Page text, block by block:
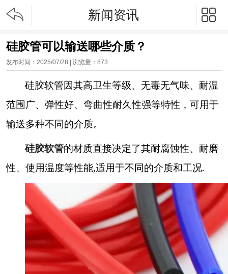
 新闻资讯 
硅胶管可以输送哪些介质？
发布时间：2025/07/28 | 浏览量： 873
硅胶软管因其高卫生等级、无毒无气味、耐温
范围广、弹性好、弯曲性耐久性强等特性，可用于
输送多种不同的介质。
硅胶软管的材质直接决定了其耐腐蚀性、耐磨
性、使用温度等性能,适用于不同的介质和工况.